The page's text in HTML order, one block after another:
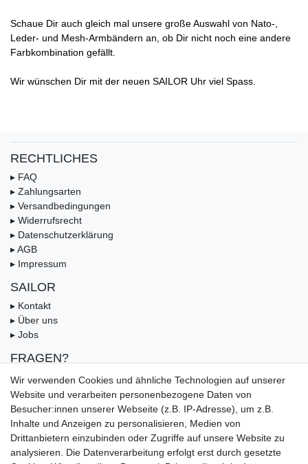
Schaue Dir auch gleich mal unsere große Auswahl von Nato-,
Leder- und Mesh-Armbändern an, ob Dir nicht noch eine andere
Farbkombination gefällt.
Wir wünschen Dir mit der neuen SAILOR Uhr viel Spass.
RECHTLICHES
▸ FAQ
▸ Zahlungsarten
▸ Versandbedingungen
▸ Widerrufsrecht
▸ Datenschutzerklärung
▸ AGB
▸ Impressum
SAILOR
▸ Kontakt
▸ Über uns
▸ Jobs
FRAGEN?
▸ FAQ
▸ Zahlungsarten
▸ Versandbedingungen
▸ Gutschein
UNSERE ZAHLUNGSMÖGLICKEITEN
Wir verwenden Cookies und ähnliche Technologien auf unserer
Website und verarbeiten personenbezogene Daten von
Besucher:innen unserer Webseite (z.B. IP-Adresse), um z.B.
Inhalte und Anzeigen zu personalisieren, Medien von
Drittanbietern einzubinden oder Zugriffe auf unsere Website zu
analysieren. Die Datenverarbeitung erfolgt erst durch gesetzte